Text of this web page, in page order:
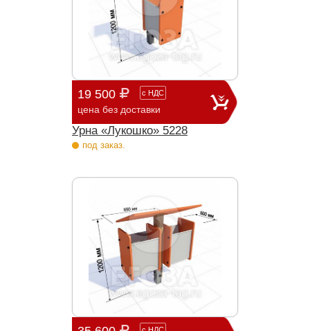
19 500 с НДС
цена без доставки
Урна «Лукошко» 5228
под заказ.